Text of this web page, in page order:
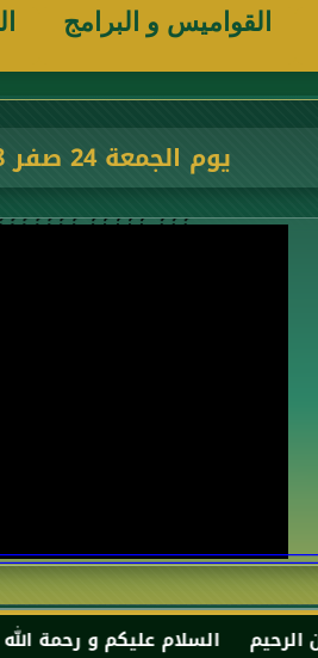
القواميس و البرامج
يوم الجمعة 24 صفر 1448 هجرية
عليكم و رحمة الله و بركاته